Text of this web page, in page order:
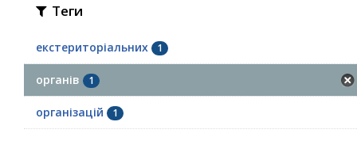
Теги
екстериторіальних 1
органів 1
організацій 1